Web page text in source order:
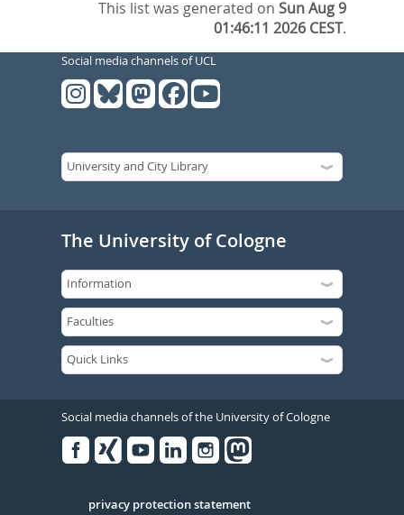
This list was generated onSun Aug 9
01:46:11 2026 CEST.
Social media channels of UCL
The University of Cologne
Social media channels of the University of Cologne
Serivce
privacy protection statement